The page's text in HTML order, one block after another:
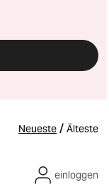
Neueste / Älteste
einloggen